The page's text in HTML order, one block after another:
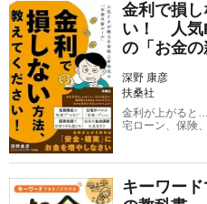
金利で損
い！ 人気
の「お金の
深野 康彦
扶桑社
金利が上がると
宅ローン、保険
キーワー